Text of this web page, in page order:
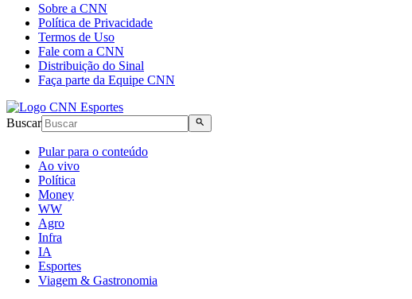
Sobre a CNN
Política de Privacidade
Termos de Uso
Fale com a CNN
Distribuição do Sinal
Faça parte da Equipe CNN
Buscar
Pular para o conteúdo
Ao vivo
Política
Money
WW
Agro
Infra
IA
Esportes
Viagem & Gastronomia